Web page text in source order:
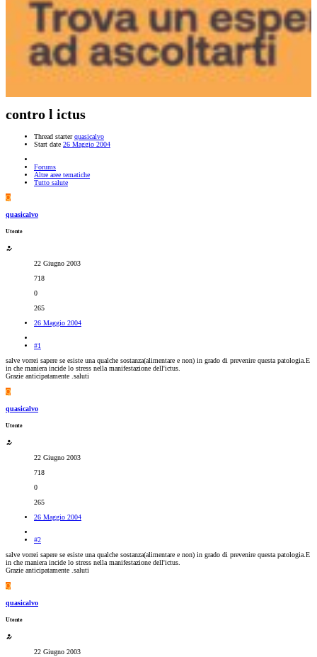
contro l ictus
Thread starter quasicalvo
Start date 26 Maggio 2004
Forums
Altre aree tematiche
Tutto salute
Q
quasicalvo
Utente
22 Giugno 2003
718
0
265
26 Maggio 2004
#1
salve vorrei sapere se esiste una qualche sostanza(alimentare e non) in grado di prevenire questa patologia.E
in che maniera incide lo stress nella manifestazione dell'ictus.
Grazie anticipatamente .saluti
Q
quasicalvo
Utente
22 Giugno 2003
718
0
265
26 Maggio 2004
#2
salve vorrei sapere se esiste una qualche sostanza(alimentare e non) in grado di prevenire questa patologia.E
in che maniera incide lo stress nella manifestazione dell'ictus.
Grazie anticipatamente .saluti
Q
quasicalvo
Utente
22 Giugno 2003